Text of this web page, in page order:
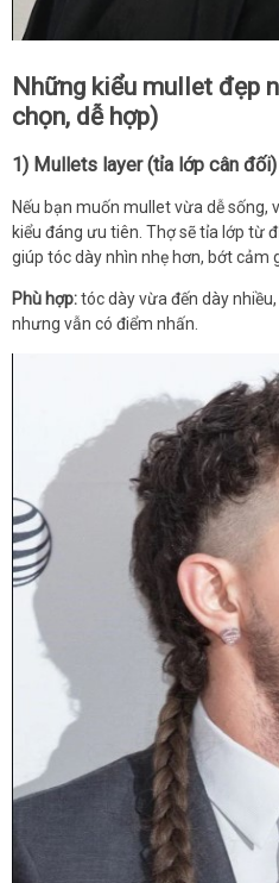
Những kiểu mullet đẹp
chọn, dễ hợp)
1) Mullets layer (tỉa lớp cân đối)
Nếu bạn muốn mullet vừa dễ sống,
kiểu đáng ưu tiên. Thợ sẽ tỉa lớp từ
giúp tóc dày nhìn nhẹ hơn, bớt cảm
Phù hợp:tóc dày vừa đến dày
nhưng vẫn có điểm nhấn.